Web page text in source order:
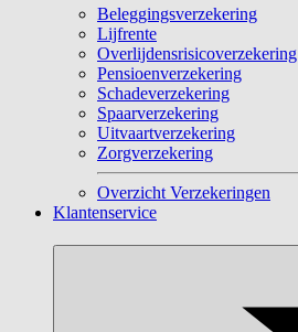
Beleggingsverzekering
Lijfrente
Overlijdensrisicoverzekering
Pensioenverzekering
Schadeverzekering
Spaarverzekering
Uitvaartverzekering
Zorgverzekering
Overzicht Verzekeringen
Klantenservice